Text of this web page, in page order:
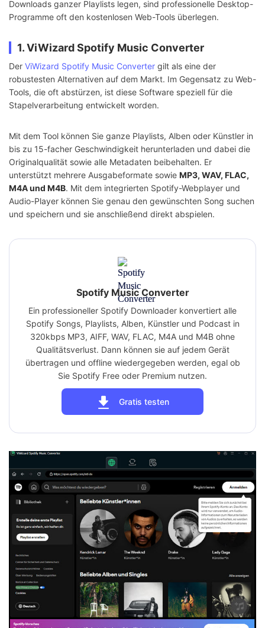
Downloads ganzer Playlists legen, sind professionelle Desktop-
Programme oft den kostenlosen Web-Tools überlegen.
1. ViWizard Spotify Music Converter
Der ViWizard Spotify Music Converter gilt als eine der
robustesten Alternativen auf dem Markt. Im Gegensatz zu Web-
Tools, die oft abstürzen, ist diese Software speziell für die
Stapelverarbeitung entwickelt worden.
Mit dem Tool können Sie ganze Playlists, Alben oder Künstler in
bis zu 15-facher Geschwindigkeit herunterladen und dabei die
Originalqualität sowie alle Metadaten beibehalten. Er
unterstützt mehrere Ausgabeformate sowie MP3, WAV, FLAC,
M4A und M4B. Mit dem integrierten Spotify-Webplayer und
Audio-Player können Sie genau den gewünschten Song suchen
und speichern und sie anschließend direkt abspielen.
Spotify Music Converter
Ein professioneller Spotify Downloader konvertiert alle
Spotify Songs, Playlists, Alben, Künstler und Podcast in
320kbps MP3, AIFF, WAV, FLAC, M4A und M4B ohne
Qualitätsverlust. Dann können sie auf jedem Gerät
übertragen und offline wiedergegeben werden, egal ob
Sie Spotify Free oder Premium nutzen.
Gratis testen